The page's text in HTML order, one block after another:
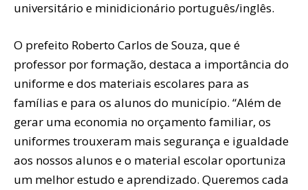
universitário e minidicionário português/inglês.
O prefeito Roberto Carlos de Souza, que é
professor por formação, destaca a importância do
uniforme e dos materiais escolares para as
famílias e para os alunos do município. “Além de
gerar uma economia no orçamento familiar, os
uniformes trouxeram mais segurança e igualdade
aos nossos alunos e o material escolar oportuniza
um melhor estudo e aprendizado. Queremos cada